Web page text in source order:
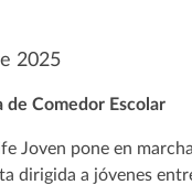
2025
Comedor Escolar
Joven pone en
dirigida a jóvenes